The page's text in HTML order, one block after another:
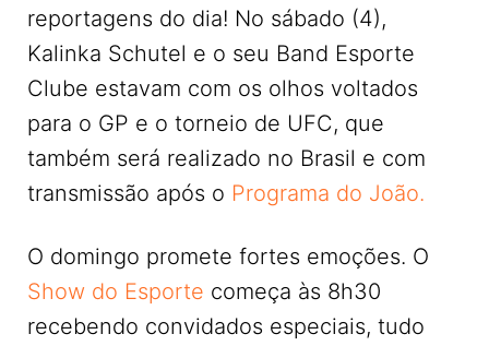
reportagens do dia! No sábado (4),
Kalinka Schutel e o seu Band Esporte
Clube estavam com os olhos voltados
para o GP e o torneio de UFC, que
também será realizado no Brasil e com
transmissão após o Programa do João.
O domingo promete fortes emoções. O
Show do Esporte começa às 8h30
recebendo convidados especiais, tudo